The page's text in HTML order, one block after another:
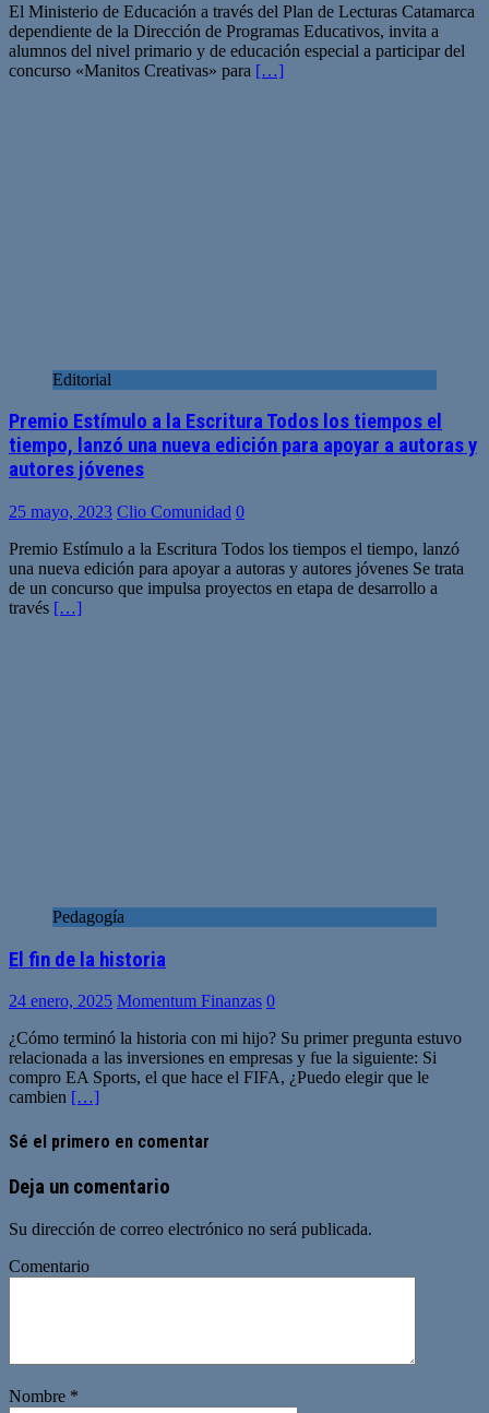
El Ministerio de Educación a través del Plan de Lecturas Catamarca
dependiente de la Dirección de Programas Educativos, invita a
alumnos del nivel primario y de educación especial a participar del
concurso «Manitos Creativas» para […]
Editorial
Premio Estímulo a la Escritura Todos los tiempos el
tiempo, lanzó una nueva edición para apoyar a autoras y
autores jóvenes
25 mayo, 2023 Clio Comunidad 0
Premio Estímulo a la Escritura Todos los tiempos el tiempo, lanzó
una nueva edición para apoyar a autoras y autores jóvenes Se trata
de un concurso que impulsa proyectos en etapa de desarrollo a
través […]
Pedagogía
El fin de la historia
24 enero, 2025 Momentum Finanzas 0
¿Cómo terminó la historia con mi hijo? Su primer pregunta estuvo
relacionada a las inversiones en empresas y fue la siguiente: Si
compro EA Sports, el que hace el FIFA, ¿Puedo elegir que le
cambien […]
Sé el primero en comentar
Deja un comentario
Su dirección de correo electrónico no será publicada.
Comentario
Nombre *